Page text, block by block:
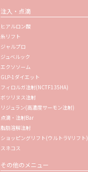
注入・点滴
ヒアルロン酸
糸リフト
ジャルプロ
ジュベルック
エクソソーム
GLP-1ダイエット
フィロルガ注射(NCTF135HA)
ボツリヌス注射
リジュラン(高濃度サーモン注射)
点滴・注射Bar
脂肪溶解注射
ショッピングリフト(ウルトラVリフト)
スネコス
その他のメニュー